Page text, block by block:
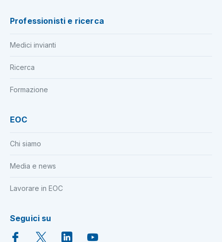
Professionisti e ricerca
Medici invianti
Ricerca
Formazione
EOC
Chi siamo
Media e news
Lavorare in EOC
Seguici su